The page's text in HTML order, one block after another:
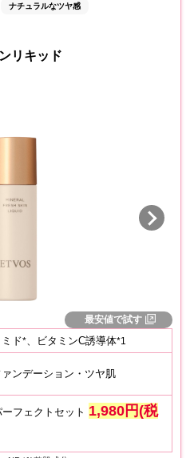
ナチュラルなツヤ感
リキッド
最安値で試す
ド*、ビタミンC誘導体*1
ァンデーション・ツヤ肌
フェクトセット 1,980円(税